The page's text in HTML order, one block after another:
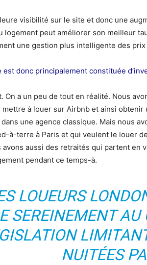
visibilité sur le site et donc une
logement peut améliorer son meilleur
une gestion plus intelligente des
est donc principalement constituée
On a un peu de tout en réalité. Nous
mettre à louer sur Airbnb et ainsi
dans une agence classique. Mais nous
à-terre à Paris et qui veulent le louer
avons aussi des retraités qui partent en
pendant ce temps-à.
LOUEURS
SEREINEMENT
NUITÉES